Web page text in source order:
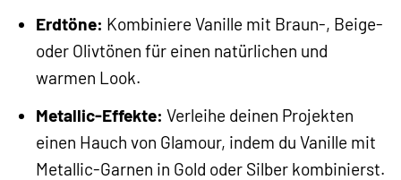
Erdtöne: Kombiniere Vanille mit Braun-, Beige-
oder Olivtönen für einen natürlichen und
warmen Look.
Metallic-Effekte: Verleihe deinen Projekten
einen Hauch von Glamour, indem du Vanille mit
Metallic-Garnen in Gold oder Silber kombinierst.